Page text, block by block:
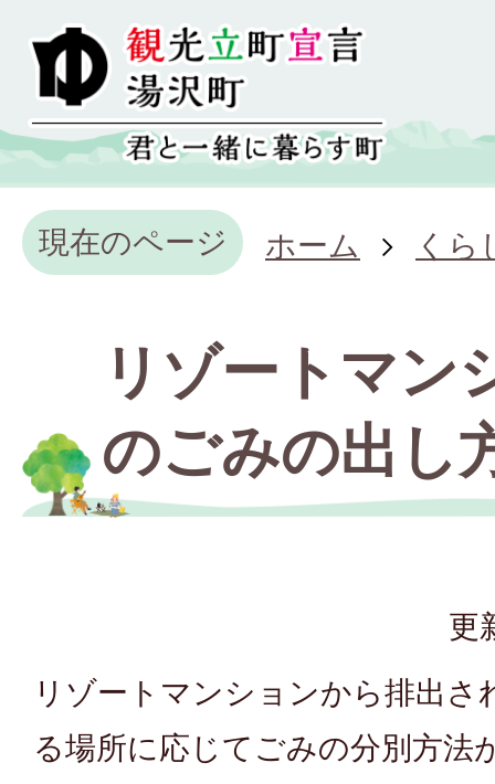
現在のページ ホーム くら
リゾートマン
のごみの出し
更
リゾートマンションから排出さ
る場所に応じてごみの分別方法